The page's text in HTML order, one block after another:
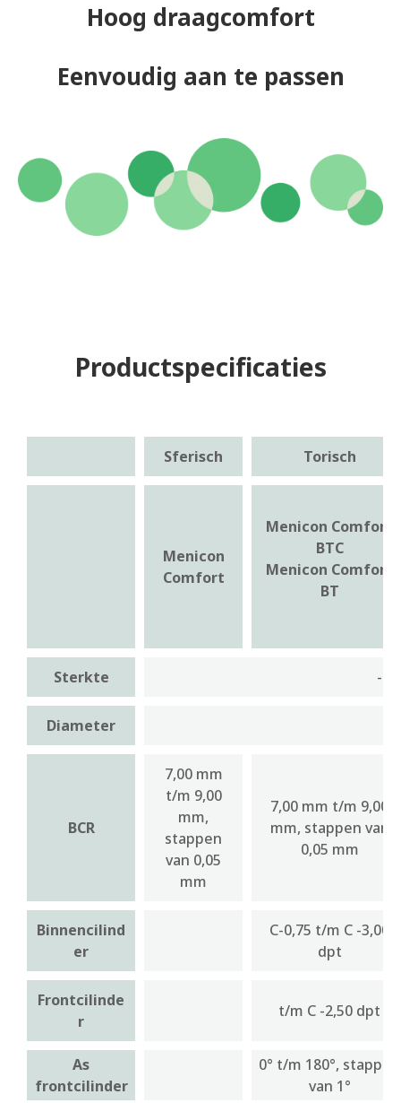
Hoog draagcomfort
Eenvoudig aan te passen
Productspecificaties
Sferisch Torisch
Menicon
Comfort
Menicon Comfort
BTC
Menicon Comfort
BT
Sterkte -
Diameter
BCR
7,00 mm
t/m 9,00
mm,
stappen
van 0,05
mm
7,00 mm t/m 9,00
mm, stappen van
0,05 mm
Binnencilind
er
C-0,75 t/m C -3,00
dpt
Frontcilinde
r
t/m C -2,50 dpt
As
frontcilinder
0° t/m 180°, stappen
van 1°